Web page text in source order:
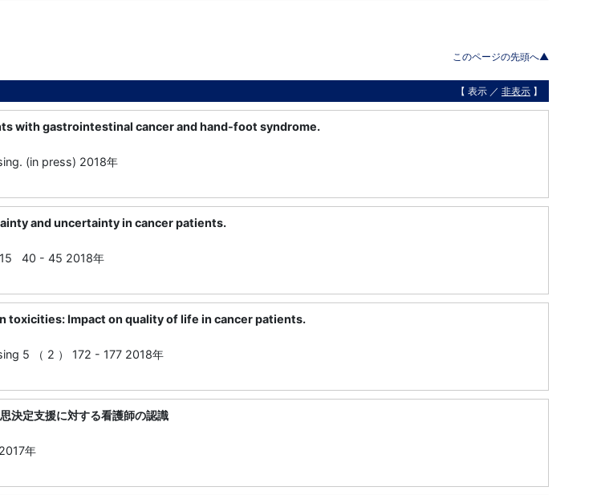
このページの先頭へ▲
【 表示 ／ 非表示 】
with gastrointestinal cancer and hand-foot syndrome.
(in press) 2018年
and uncertainty in cancer patients.
15 40 - 45 2018年
toxicities: Impact on quality of life in cancer patients.
5 （ 2 ） 172 - 177 2018年
決定支援に対する看護師の認識
年